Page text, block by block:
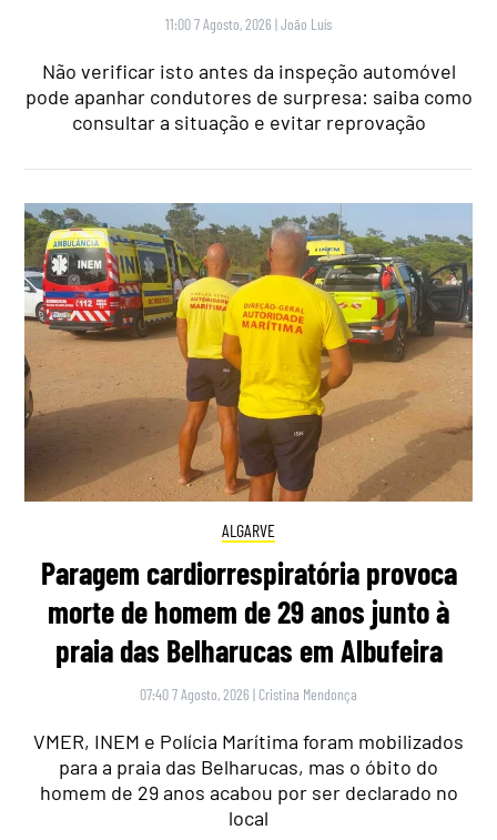
11:00 7 Agosto, 2026 |João Luís
Não verificar isto antes da inspeção automóvel
pode apanhar condutores de surpresa: saiba como
consultar a situação e evitar reprovação
ALGARVE
Paragem cardiorrespiratória provoca
morte de homem de 29 anos junto à
praia das Belharucas em Albufeira
07:40 7 Agosto, 2026 | Cristina Mendonça
VMER, INEM e Polícia Marítima foram mobilizados
para a praia das Belharucas, mas o óbito do
homem de 29 anos acabou por ser declarado no
local